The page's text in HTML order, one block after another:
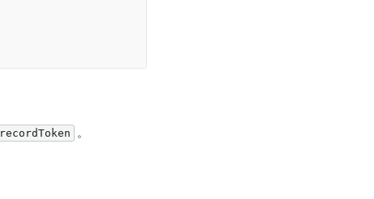
recordToken 。